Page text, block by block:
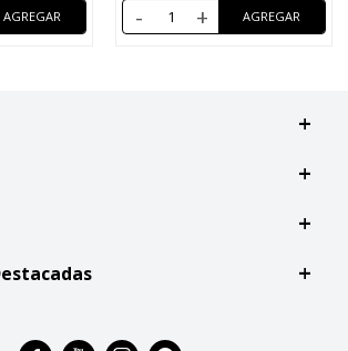
+ - +